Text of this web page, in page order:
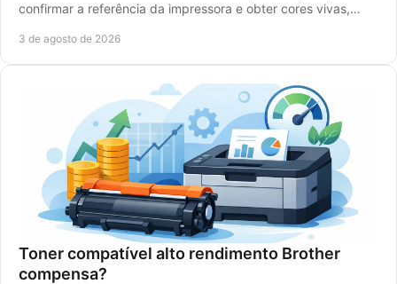
confirmar a referência da impressora e obter cores vivas,
3 de agosto de 2026
Toner compatível alto rendimento Brother
compensa?